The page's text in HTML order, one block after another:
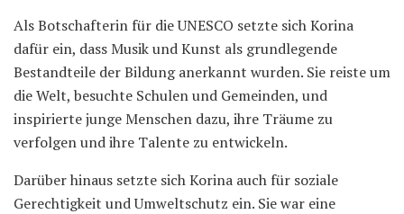
Als Botschafterin für die UNESCO setzte sich Korina
dafür ein, dass Musik und Kunst als grundlegende
Bestandteile der Bildung anerkannt wurden. Sie reiste um
die Welt, besuchte Schulen und Gemeinden, und
inspirierte junge Menschen dazu, ihre Träume zu
verfolgen und ihre Talente zu entwickeln.
Darüber hinaus setzte sich Korina auch für soziale
Gerechtigkeit und Umweltschutz ein. Sie war eine